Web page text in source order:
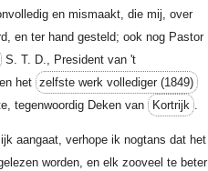
en mismaakt, die mij, over
en ter hand gesteld; ook nog Pastor
S. T. D., President van 't
het zelfste werk vollediger (1849)
tegenwoordig Deken van
Kortrijk .
aangaat, verhope ik nogtans dat het
worden, en elk zooveel te beter